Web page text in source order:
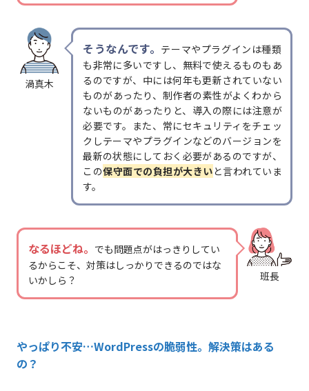
渦真木
そうなんです。 テーマやプラグインは種類
も非常に多いですし、無料で使えるものもあ
るのですが、中には何年も更新されていない
ものがあったり、制作者の素性がよくわから
ないものがあったりと、導入の際には注意が
必要です。また、常にセキュリティをチェッ
クしテーマやプラグインなどのバージョンを
最新の状態にしておく必要があるのですが、
この保守面での負担が大きいと言われていま
す。
班長
なるほどね。 でも問題点がはっきりしてい
るからこそ、対策はしっかりできるのではな
いかしら？
やっぱり不安…WordPressの脆弱性。解決策はある
の？